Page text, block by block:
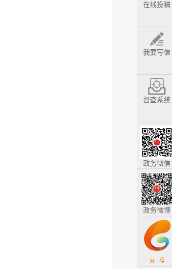
在线投稿
我要写信
督查系统
政务微信
政务微博